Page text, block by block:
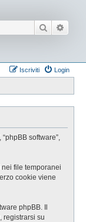
Cerca
Login
Iscriviti
software”,
file temporanei
cookie viene
phpBB. Il
registrarsi su